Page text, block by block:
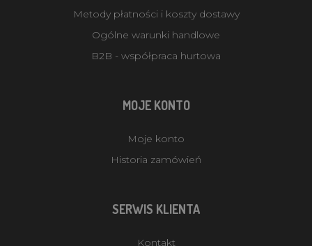
Metody płatności i koszty dostawy
Ogólne warunki handlowe
B2B - współpraca hurtowa
MOJE KONTO
Moje konto
Historia zamówień
SERWIS KLIENTA
Kontakt